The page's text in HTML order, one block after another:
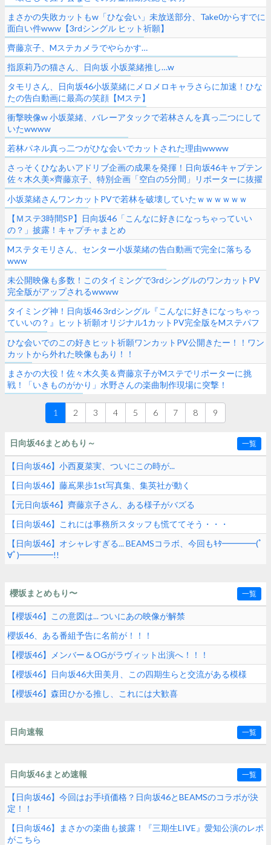
まさかの失敗カットもw「ひな会い」未放送部分、Take0からすでに
面白い件www【3rdシングル ヒット祈願】
齊藤京子、Mステカメラでやらかす…
指原莉乃の猫さん、日向坂 小坂菜緒推し…w
タモリさん、日向坂46小坂菜緒にメロメロキャラさらに加速！ひな
たの告白動画に最高の笑顔【Mステ】
衝撃映像w 小坂菜緒、バレーアタックで若林さんを真っ二つにして
いたwwww
若林パネル真っ二つがひな会いでカットされた理由wwww
さっそくひなあいアドリブ企画の成果を発揮！日向坂46キャプテン
佐々木久美×齊藤京子、特別企画「空白の5分間」リポーターに抜擢
される【Mステ】
小坂菜緒さんワンカットPVで若林を破壊していたｗｗｗｗｗｗ
【Ｍステ3時間SP】日向坂46「こんなに好きになっちゃっていい
の？」披露！キャプチャまとめ
Mステタモリさん、センター小坂菜緒の告白動画で完全に落ちる
www
未公開映像も多数！このタイミングで3rdシングルのワンカットPV
完全版がアップされるwwww
タイミング神！日向坂46 3rdシングル『こんなに好きになっちゃっ
ていいの？』ヒット祈願オリジナル1カットPV完全版をMステパフ
ォーマンス直後に公開
ひな会いでのこの好きヒット祈願ワンカットPV公開きたー！！ワン
カットから外れた映像もあり！！
まさかの大役！佐々木久美＆齊藤京子がMステでリポーターに挑
戦！「いきものがかり」水野さんの楽曲制作現場に突撃！
1 2 3 4 5 6 7 8 9
日向坂46まとめもり～ 一覧
【日向坂46】小西夏菜実、ついにこの時が...
【日向坂46】藤嶌果歩1st写真集、集英社が動く
【元日向坂46】齊藤京子さん、ある様子がバズる
【日向坂46】これには事務所スタッフも慌ててそう・・・
【日向坂46】オシャレすぎる... BEAMSコラボ、今回もｷﾀ━━━━(ﾟ
∀ﾟ)━━━━!!
櫻坂まとめもり〜 一覧
【櫻坂46】この意図は... ついにあの映像が解禁
櫻坂46、ある番組予告に名前が！！！
【櫻坂46】メンバー＆OGがラヴィット出演へ！！！
【櫻坂46】日向坂46大田美月、この四期生らと交流がある模様
【櫻坂46】森田ひかる推し、これには大歓喜
日向速報 一覧
日向坂46まとめ速報 一覧
【日向坂46】今回はお手頃価格？日向坂46とBEAMSのコラボが決
定！！
【日向坂46】まさかの楽曲も披露！『三期生LIVE』愛知公演のレポ
がこちら